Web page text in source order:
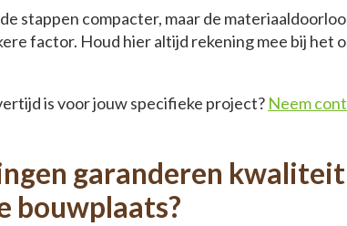
stappen compacter, maar de
factor. Houd hier altijd rekening mee bij het
is voor jouw specifieke project? Neem
garanderen kwaliteit
bouwplaats?